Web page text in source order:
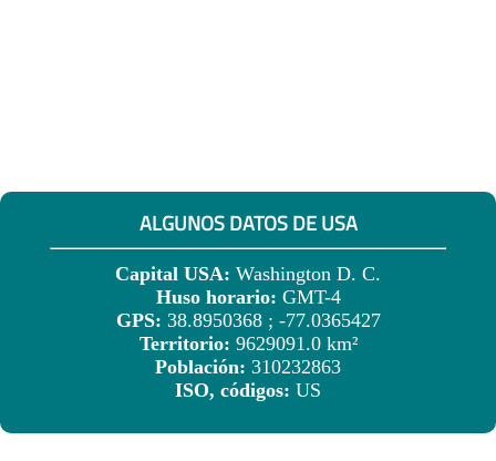
ALGUNOS DATOS DE USA
Capital USA: Washington D. C.
Huso horario: GMT-4
GPS: 38.8950368 ; -77.0365427
Territorio: 9629091.0 km²
Población: 310232863
ISO, códigos: US